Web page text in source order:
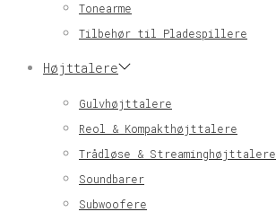
Tonearme
Tilbehør til Pladespillere
Højttalere
Gulvhøjttalere
Reol & Kompakthøjttalere
Trådløse & Streaminghøjttalere
Soundbarer
Subwoofere